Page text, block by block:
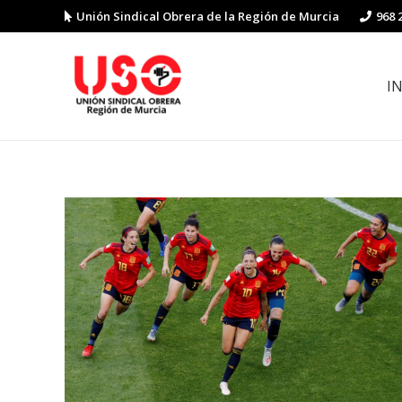
Unión Sindical Obrera de la Región de Murcia 968